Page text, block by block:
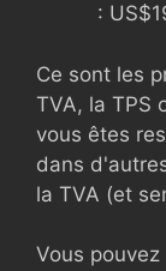
:
Ce sont les
TVA, la TPS
vous êtes
dans
la TVA (et
Vous